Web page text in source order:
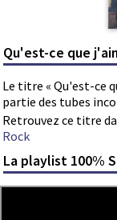
Qu'est-ce que
Le titre « Qu'est-ce
partie des tubes
Retrouvez ce titre
Rock
La playlist 100%